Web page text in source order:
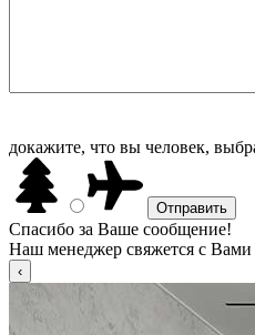
докажите, что вы человек,
Спасибо за Ваше сообщение!
Наш менеджер свяжется с